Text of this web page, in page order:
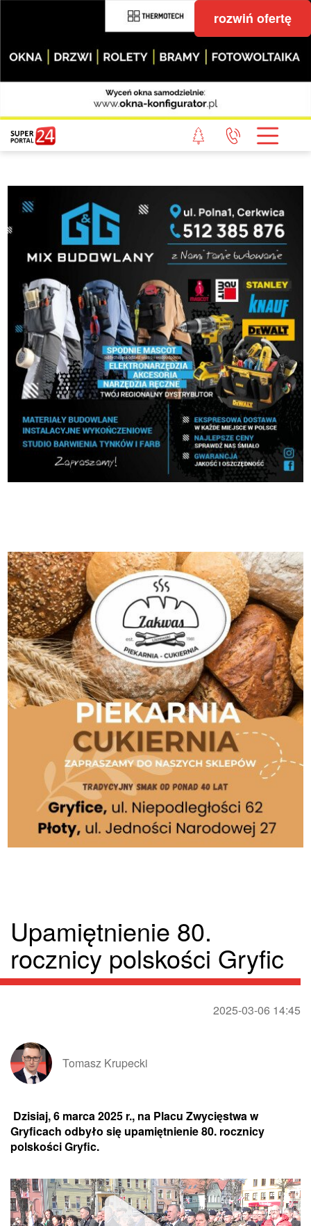
rozwiń ofertę
Upamiętnienie 80.
rocznicy polskości Gryfic
2025-03-06 14:45
Tomasz Krupecki
Gryficach odbyło się upamiętnienie 80. rocznicy
polskości Gryfic.